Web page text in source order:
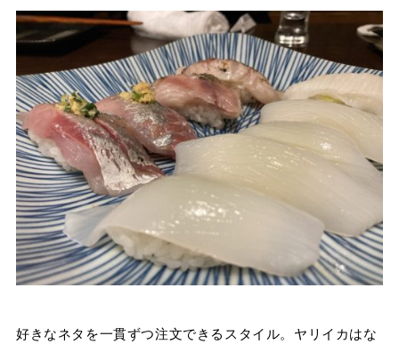
好きなネタを一貫ずつ注文できるスタイル。ヤリイカはな